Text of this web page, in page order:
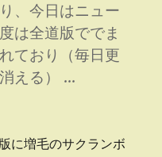
、今日はニュー
は全道版ででま
ており（毎日更
える） …
” の
に増毛のサクランボ